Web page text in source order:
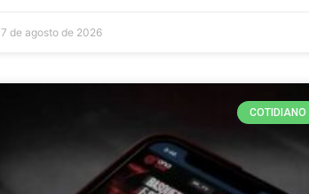
7 de agosto de 2026
COTIDIANO